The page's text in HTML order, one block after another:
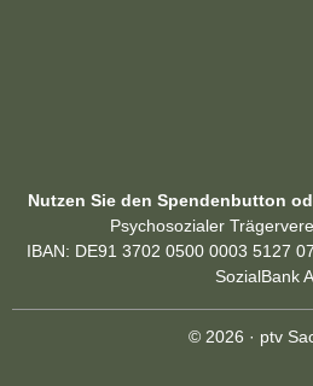
Nutzen Sie den Spendenbutton
Psychosozialer
IBAN: DE91 3702 0500 0003 5127
SozialBank
© 2026 · ptv